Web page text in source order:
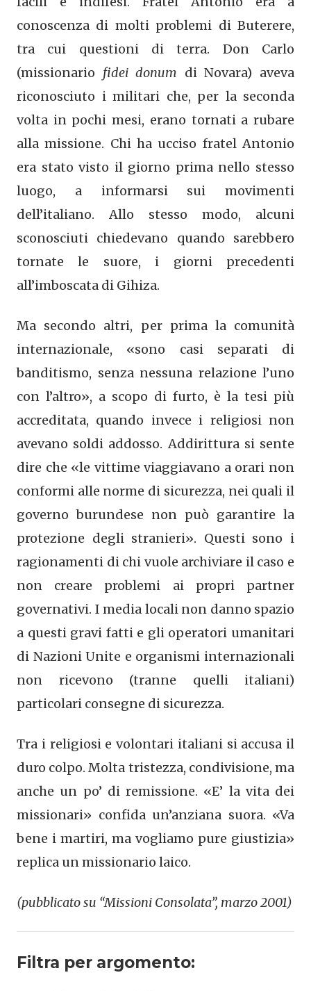
conoscenza di molti problemi di Buterere,
tra cui questioni di terra. Don Carlo
(missionario fidei donum di Novara) aveva
riconosciuto i militari che, per la seconda
volta in pochi mesi, erano tornati a rubare
alla missione. Chi ha ucciso fratel Antonio
era stato visto il giorno prima nello stesso
luogo, a informarsi sui movimenti
dell’italiano. Allo stesso modo, alcuni
sconosciuti chiedevano quando sarebbero
tornate le suore, i giorni precedenti
all’imboscata di Gihiza.
Ma secondo altri, per prima la comunità
internazionale, «sono casi separati di
banditismo, senza nessuna relazione l’uno
con l’altro», a scopo di furto, è la tesi più
accreditata, quando invece i religiosi non
avevano soldi addosso. Addirittura si sente
dire che «le vittime viaggiavano a orari non
conformi alle norme di sicurezza, nei quali il
governo burundese non può garantire la
protezione degli stranieri». Questi sono i
ragionamenti di chi vuole archiviare il caso e
non creare problemi ai propri partner
governativi. I media locali non danno spazio
a questi gravi fatti e gli operatori umanitari
di Nazioni Unite e organismi internazionali
non ricevono (tranne quelli italiani)
particolari consegne di sicurezza.
Tra i religiosi e volontari italiani si accusa il
duro colpo. Molta tristezza, condivisione, ma
anche un po’ di remissione. «E’ la vita dei
missionari» confida un’anziana suora. «Va
bene i martiri, ma vogliamo pure giustizia»
replica un missionario laico.
(pubblicato su “Missioni Consolata”, marzo 2001)
Filtra per argomento: